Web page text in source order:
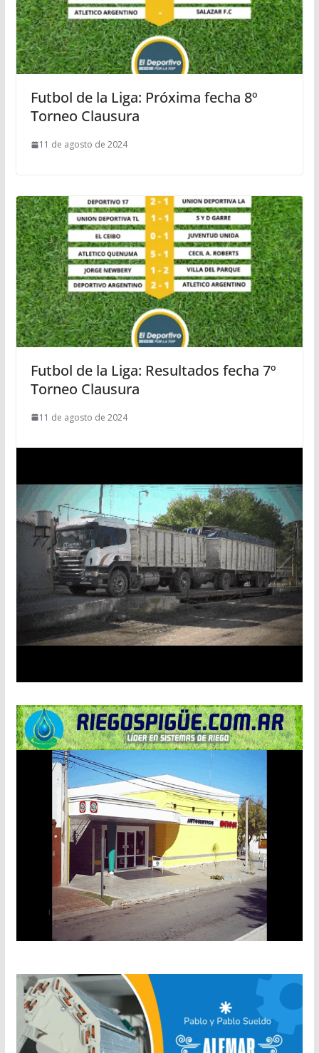
Futbol de la Liga: Próxima fecha 8º
Torneo Clausura
11 de agosto de 2024
Futbol de la Liga: Resultados fecha 7º
Torneo Clausura
11 de agosto de 2024